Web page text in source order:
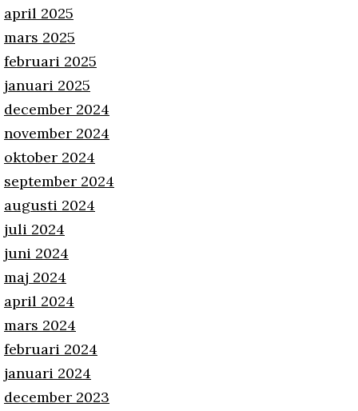
april 2025
mars 2025
februari 2025
januari 2025
december 2024
november 2024
oktober 2024
september 2024
augusti 2024
juli 2024
juni 2024
maj 2024
april 2024
mars 2024
februari 2024
januari 2024
december 2023